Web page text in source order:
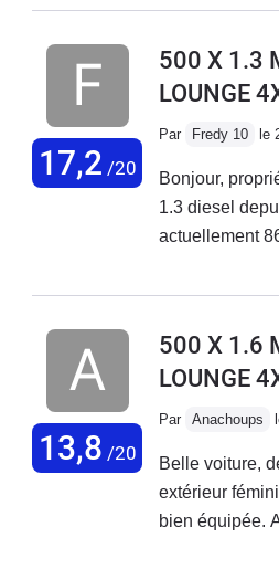
réparations ! Ma voiture est
17,2 /20
500 X 1.3
LOUNGE
Par Fredy 10 le
Bonjour,
1.3 diesel
actuellement
Entretien
polyvalent.
13,8 /20
500 X 1.6
LOUNGE
Par Anachoups
Belle voiture,
extérieur
bien équipée.